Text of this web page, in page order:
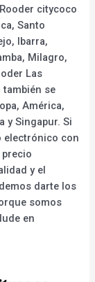
citycoco
Santo
Ibarra,
Milagro,
Las
se
América,
y Singapur. Si
electrónico con
precio
y el
darte los
somos
en